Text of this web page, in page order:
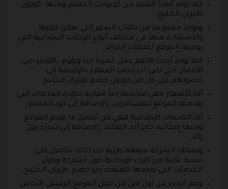
كما يوفر أيضا العديد من كوبونات الخصم ومنها كوبون
طيران الخليج.
وتوجد مجموعة من باقات السفر التي يمكن حجزها
والاستفادة منها في مختلف أنواع الرحلات السياحية التي
يوفرها الموقع للعملاء الكرام.
كما يوجد أيضا طاقم عمل مميزة جدا ويقوم بالعديد من
الأعمال التي تلبي احتياجات العملاء بالإضافة إلى
حصولهم على كل من كوبون خصم طيران الخليج.
أما الأسعار فهي مناسبة جدا مقارنة بجودة الخدمات التي
يقدمها الموقع للمسافرين، بالإضافة إلى كود الخصم .
أما الخدمات الإضافية فهي من أفضل ما يقدم الموقع
ومنها إمكانية حجز أحد التقاعد بالإضافة إلى شراء وزن
زائد.
وتمتلك الشركة سمعة طيبة جدا لذلك تحصل على
نسبة عالية من الآراء الإيجابية حول الشركة وحول
الخدمات التي تقدمها للعملاء رمز خصم طيران الخليج.
ويتم الحجز من اون لاين من خلال الموقع الرسمي الخاص